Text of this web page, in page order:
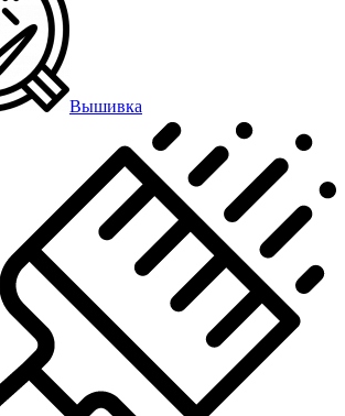
Вышивка